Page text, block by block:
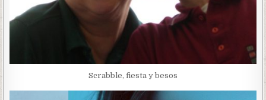
Scrabble, fiesta y besos